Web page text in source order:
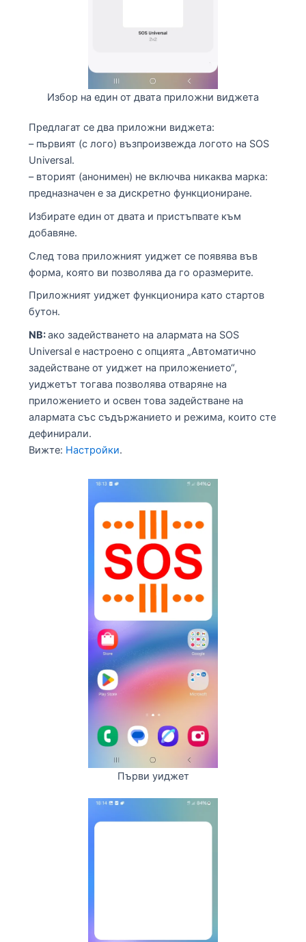
Избор на един от двата приложни виджета
Предлагат се два приложни виджета:
– първият (с лого) възпроизвежда логото на SOS
Universal.
– вторият (анонимен) не включва никаква марка:
предназначен е за дискретно функциониране.
Избирате един от двата и пристъпвате към
добавяне.
След това приложният уиджет се появява във
форма, която ви позволява да го оразмерите.
Приложният уиджет функционира като стартов
бутон.
NB:ако задействането на алармата на SOS
Universal е настроено с опцията „Автоматично
задействане от уиджет на приложението“,
уиджетът тогава позволява отваряне на
приложението и освен това задействане на
алармата със съдържанието и режима, които сте
дефинирали.
Вижте: Настройки.
Първи уиджет